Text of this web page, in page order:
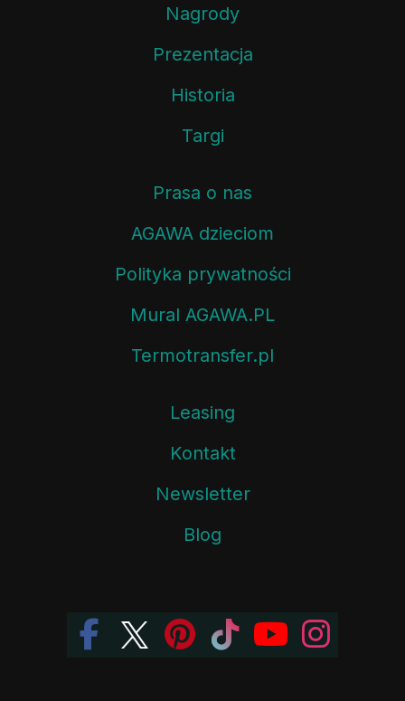
Nagrody
Prezentacja
Historia
Targi
Prasa o nas
AGAWA dzieciom
Polityka prywatności
Mural AGAWA.PL
Termotransfer.pl
Leasing
Kontakt
Newsletter
Blog